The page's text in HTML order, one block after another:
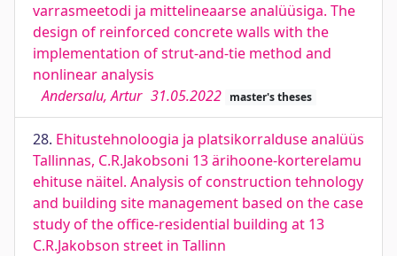
varrasmeetodi ja mittelineaarse analüüsiga. The
design of reinforced concrete walls with the
implementation of strut-and-tie method and
nonlinear analysis
Andersalu, Artur 31.05.2022 master's theses
28. Ehitustehnoloogia ja platsikorralduse analüüs
Tallinnas, C.R.Jakobsoni 13 ärihoone-korterelamu
ehituse näitel. Analysis of construction tehnology
and building site management based on the case
study of the office-residential building at 13
C.R.Jakobson street in Tallinn